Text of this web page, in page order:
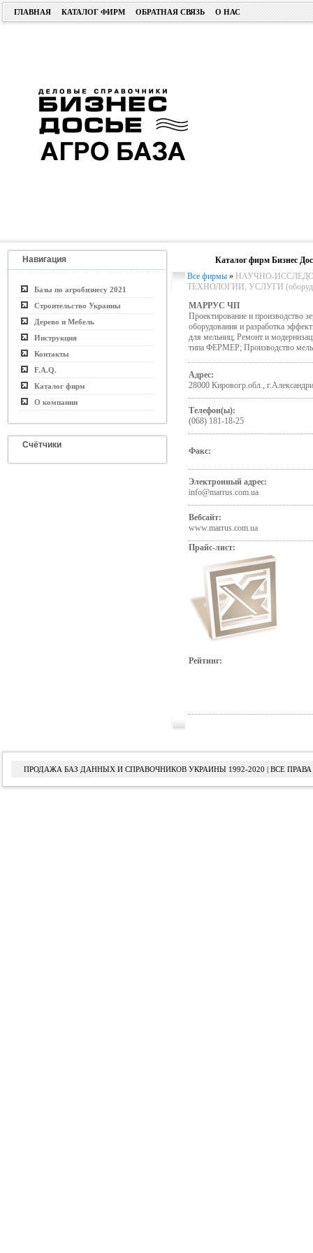
ГЛАВНАЯ КАТАЛОГ ФИРМ ОБРАТНАЯ СВЯЗЬ О НАС
Навигация
Базы по агробизнесу 2021
Строительство Украины
Дерево и Мебель
Инструкция
Контакты
F.A.Q.
Каталог фирм
О компании
Счётчики
Каталог фирм Бизнес
Все фирмы » НАУЧНО-
ТЕХНОЛОГИИ, УСЛУГИ
МАРРУС ЧП
Проектирование и производство
оборудования и разработка
для мельниц; Ремонт и
типа ФЕРМЕР; Производство
Адрес:
28000 Кировогр.обл.,
Телефон(ы):
(068) 181-18-25
Факс:
Электронный адрес:
info@marrus.com.ua
Вебсайт:
www.marrus.com.ua
Прайс-лист:
Рейтинг:
ПРОДАЖА БАЗ ДАННЫХ И СПРАВОЧНИКОВ УКРАИНЫ 1992-2020 | ВСЕ